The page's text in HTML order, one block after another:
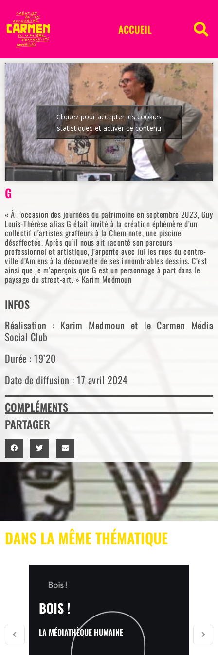
ACCUEIL
Cliquez pour accepter les cookies
statistiques et activer ce contenu
G
« À l’occasion des journées du patrimoine en septembre 2023, Guy
Louis-Thérèse alias G était invité à la création éphémère d’un
collectif d’artistes graffeurs à la Cheminote, une piscine
désaffectée. Après qu’il nous ait raconté son parcours
professionnel et artistique, j’arpente avec lui les rues du centre-
ville d’Amiens à la découverte de ses innombrables dessins. C’est
ainsi que je m’aperçois que G est un personnage à part dans le
paysage du street-art. » Karim Medmoun
INFOS
Réalisation : Karim Medmoun et le Carmen Média
Social Club
Durée : 19’20
Date de diffusion : 17 avril 2024
COMPLÉMENTS
PARTAGER
DANS LA MÊME THÉMATIQUE
BOIS !
LA MÉDIATHÈQUE HUMAINE